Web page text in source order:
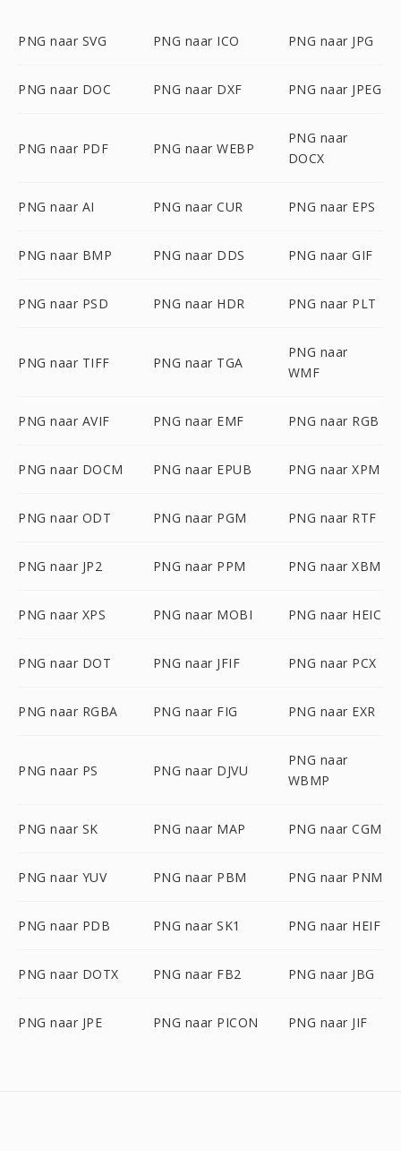
PNG naar SVG PNG naar ICO PNG naar JPG
PNG naar DOC PNG naar DXF PNG naar JPEG
PNG naar PDF PNG naar WEBP
PNG naar
DOCX
PNG naar AI PNG naar CUR PNG naar EPS
PNG naar BMP PNG naar DDS PNG naar GIF
PNG naar PSD PNG naar HDR PNG naar PLT
PNG naar TIFF PNG naar TGA
PNG naar
WMF
PNG naar AVIF PNG naar EMF PNG naar RGB
PNG naar DOCM PNG naar EPUB PNG naar XPM
PNG naar ODT PNG naar PGM PNG naar RTF
PNG naar JP2 PNG naar PPM PNG naar XBM
PNG naar XPS PNG naar MOBI PNG naar HEIC
PNG naar DOT PNG naar JFIF PNG naar PCX
PNG naar RGBA PNG naar FIG PNG naar EXR
PNG naar PS PNG naar DJVU
PNG naar
WBMP
PNG naar SK PNG naar MAP PNG naar CGM
PNG naar YUV PNG naar PBM PNG naar PNM
PNG naar PDB PNG naar SK1 PNG naar HEIF
PNG naar DOTX PNG naar FB2 PNG naar JBG
PNG naar JPE PNG naar PICON PNG naar JIF